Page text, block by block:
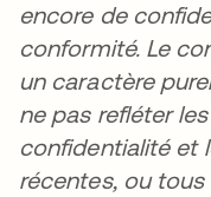
encore de
conformité. Le
un caractère
ne pas refléter
confidentialité et
récentes, ou